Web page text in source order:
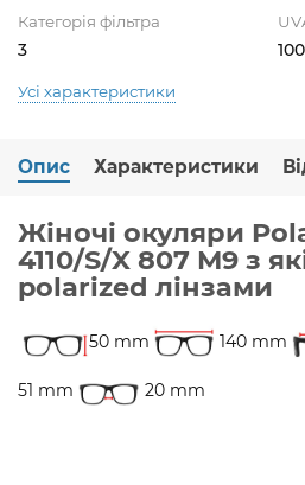
Категорія фільтра
3
Усі характеристики
Опис Характеристики
Жіночі окуляри
4110/S/X 807 M9 з
polarized лінзами
50 mm 140 mm
51 mm 20 mm